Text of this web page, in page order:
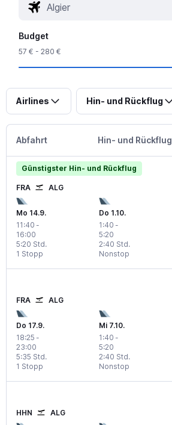
Budget
57 € - 280 €
Airlines Hin- und Rückflug
Abfahrt Hin- und Rückflug
Günstigster Hin- und Rückflug
FRA ALG
Mo 14.9.
11:40 -
16:00
1 Stopp
5:20 Std.
Do 1.10.
1:40 -
5:20
Nonstop
2:40 Std.
FRA ALG
Do 17.9.
18:25 -
23:00
1 Stopp
5:35 Std.
Mi 7.10.
1:40 -
5:20
Nonstop
2:40 Std.
HHN ALG